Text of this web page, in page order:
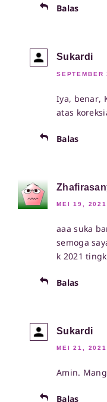
Balas
Sukardi
Iya, benar,
atas
Balas
MEI 19, 2021
aaa suka
semoga
k 2021
Balas
Sukardi
MEI 21,
Amin.
Balas